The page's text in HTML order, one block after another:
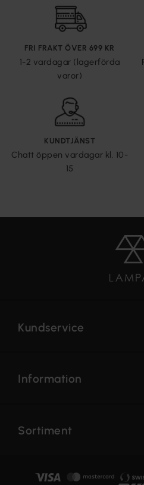
FRI FRAKT ÖVER 699 KR
1-2 vardagar (lagerförda
varor)
KUNDTJÄNST
Chatt öppen vardagar kl. 10-
15
Kundservice
Information
Sortiment